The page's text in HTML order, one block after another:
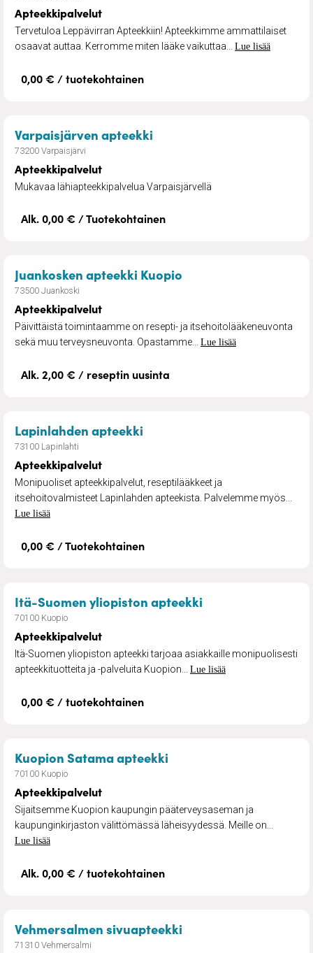
Apteekkipalvelut
Tervetuloa Leppävirran Apteekkiin! Apteekkimme ammattilaiset
osaavat auttaa. Kerromme miten lääke vaikuttaa... Lue lisää
0,00 € / tuotekohtainen
Varpaisjärven apteekki
73200 Varpaisjärvi
Apteekkipalvelut
Mukavaa lähiapteekkipalvelua Varpaisjärvellä
Alk. 0,00 € / Tuotekohtainen
Juankosken apteekki Kuopio
73500 Juankoski
Apteekkipalvelut
Päivittäistä toimintaamme on resepti- ja itsehoitolääkeneuvonta
sekä muu terveysneuvonta. Opastamme... Lue lisää
Alk. 2,00 € / reseptin uusinta
Lapinlahden apteekki
73100 Lapinlahti
Apteekkipalvelut
Monipuoliset apteekkipalvelut, reseptilääkkeet ja
itsehoitovalmisteet Lapinlahden apteekista. Palvelemme myös...
Lue lisää
0,00 € / Tuotekohtainen
Itä-Suomen yliopiston apteekki
70100 Kuopio
Apteekkipalvelut
Itä-Suomen yliopiston apteekki tarjoaa asiakkaille monipuolisesti
apteekkituotteita ja -palveluita Kuopion... Lue lisää
0,00 € / tuotekohtainen
Kuopion Satama apteekki
70100 Kuopio
Apteekkipalvelut
Sijaitsemme Kuopion kaupungin pääterveysaseman ja
kaupunginkirjaston välittömässä läheisyydessä. Meille on...
Lue lisää
Alk. 0,00 € / tuotekohtainen
Vehmersalmen sivuapteekki
71310 Vehmersalmi